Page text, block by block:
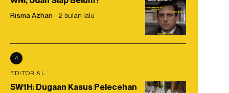
Risma Azhari 2 bulan lalu
4
EDITORIAL
5W1H: Dugaan Kasus Pelecehan